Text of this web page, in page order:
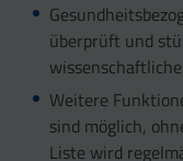
überprüft und
Weitere
sind möglich,
Liste wird